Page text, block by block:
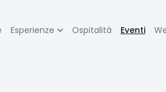
Esperienze Ospitalità Eventi